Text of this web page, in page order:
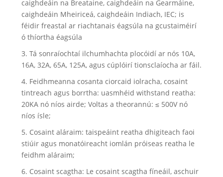
caighdeáin na Breataine, caighdeáin na Gearmáine,
caighdeáin Mheiriceá, caighdeáin Indiach, IEC; is
féidir freastal ar riachtanais éagsúla na gcustaiméirí
ó thíortha éagsúla
3. Tá sonraíochtaí ilchumhachta plocóidí ar nós 10A,
16A, 32A, 65A, 125A, agus cúplóirí tionsclaíocha ar fáil.
4. Feidhmeanna cosanta ciorcaid iolracha, cosaint
tintreach agus borrtha: uasmhéid withstand reatha:
20KA nó níos airde; Voltas a theorannú: ≤ 500V nó
níos ísle;
5. Cosaint aláraim: taispeáint reatha dhigiteach faoi
stiúir agus monatóireacht iomlán próiseas reatha le
feidhm aláraim;
6. Cosaint scagtha: Le cosaint scagtha fíneáil, aschuir